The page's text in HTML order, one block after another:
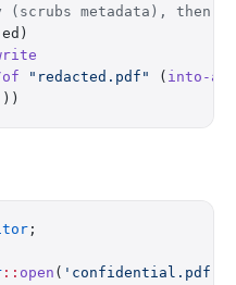
(scrubs metadata), then
ed)
"redacted.pdf" ( into-
;
:: open ( 'confidential.pdf'